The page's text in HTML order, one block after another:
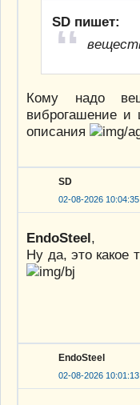
SD пишет:
Кому надо
виброгашение и
описания
SD
02-08-2026 10:04:35
EndoSteel,
Ну да, это какое
EndoSteel
02-08-2026 10:01:13